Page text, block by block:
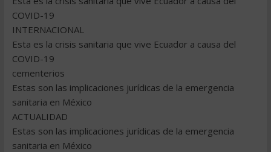
COVID-19
INTERNACIONAL
Esta es la crisis sanitaria que vive Ecuador a causa del
COVID-19
cementerios
Estas son las implicaciones jurídicas de la emergencia
sanitaria en México
ACTUALIDAD
Estas son las implicaciones jurídicas de la emergencia
sanitaria en México